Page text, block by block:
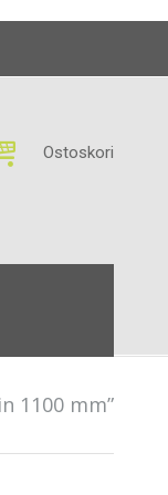
Ostoskori
1100 mm”